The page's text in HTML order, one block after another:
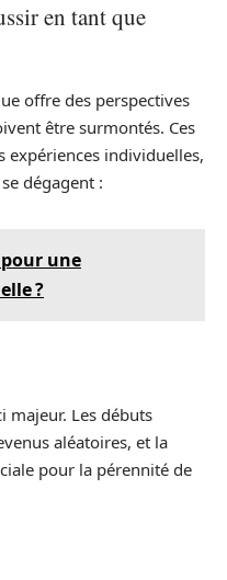
en tant que
offre des perspectives
être surmontés. Ces
expériences individuelles,
dégagent :
une
?
majeur. Les débuts
aléatoires, et la
pour la pérennité de